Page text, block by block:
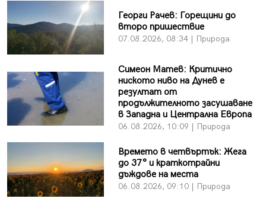
Георги Рачев: Горещини до
второ пришествие
07.08.2026, 08:34 | Природа
Симеон Матев: Критично
ниското ниво на Дунев е
резултат от
продължителното засушаване
в Западна и Централна Европа
06.08.2026, 10:09 | Природа
Времето в четвъртък: Жега
до 37° и краткотрайни
дъждове на места
06.08.2026, 09:10 | Природа